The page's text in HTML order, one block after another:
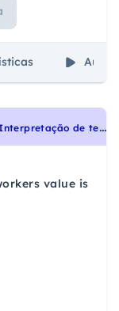
Aulas
U
NIFESP 2009 - Inglês - Interpretação de texto | Reading comprehension
value is